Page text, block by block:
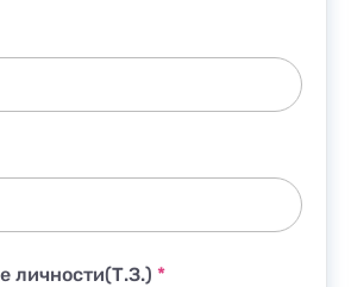
личности(Т.З.) *